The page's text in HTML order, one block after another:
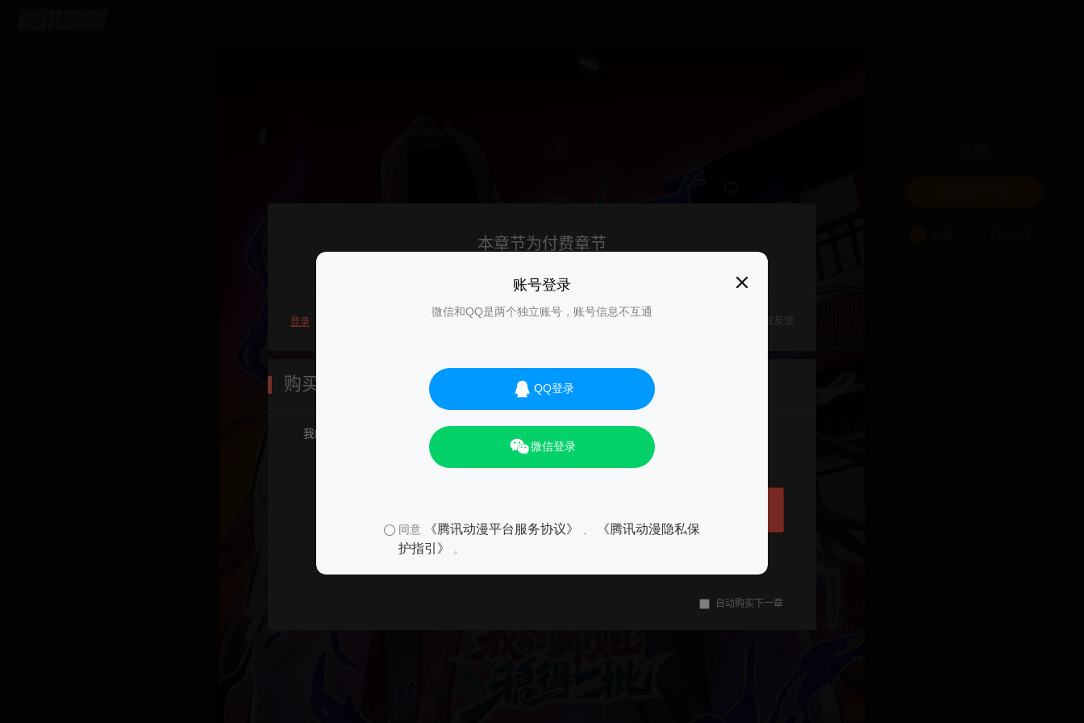
账号登录
微信和QQ是两个独立账号，账号信息不互通
QQ登录
微信登录
同意 《腾讯动漫平台服务协议》
《腾讯动漫隐私保
护指引》
。
01